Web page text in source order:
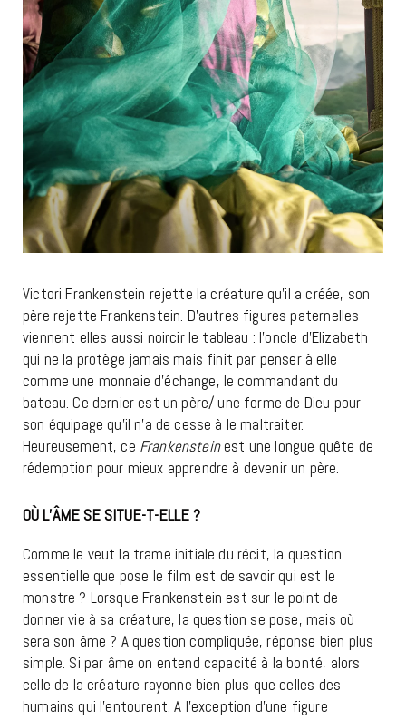
Victori Frankenstein rejette la créature qu’il a créée, son
père rejette Frankenstein. D’autres figures paternelles
viennent elles aussi noircir le tableau : l’oncle d’Elizabeth
qui ne la protège jamais mais finit par penser à elle
comme une monnaie d’échange, le commandant du
bateau. Ce dernier est un père/ une forme de Dieu pour
son équipage qu’il n’a de cesse à le maltraiter.
Heureusement, ce Frankensteinest une longue quête de
rédemption pour mieux apprendre à devenir un père.
OÙ L’ÂME SE SITUE-T-ELLE ?
Comme le veut la trame initiale du récit, la question
essentielle que pose le film est de savoir qui est le
monstre ? Lorsque Frankenstein est sur le point de
donner vie à sa créature, la question se pose, mais où
sera son âme ? A question compliquée, réponse bien plus
simple. Si par âme on entend capacité à la bonté, alors
celle de la créature rayonne bien plus que celles des
humains qui l’entourent. A l’exception d’une figure